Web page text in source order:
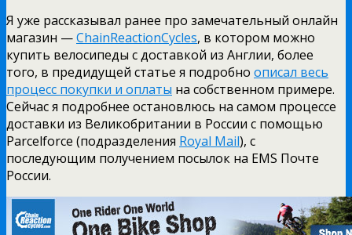
Я уже рассказывал ранее про замечательный онлайн
магазин —ChainReactionCycles, в котором можно
купить велосипеды с доставкой из Англии, более
того, в предидущей статье я подробно описал весь
процесс покупки и оплаты на собственном примере.
Сейчас я подробнее остановлюсь на самом процессе
доставки из Великобритании в России с помощью
Parcelforce (подразделения Royal Mail), с
последующим получением посылок на EMS Почте
России.